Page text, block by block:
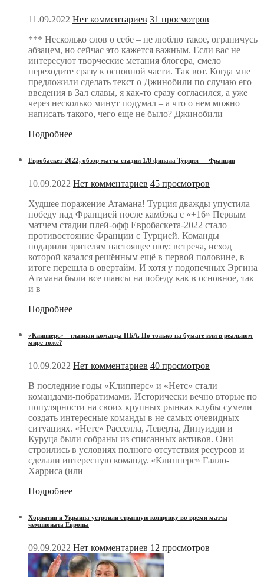
11.09.2022 Нет комментариев 31 просмотров
*** Несколько слов о себе – не люблю такое, ограничусь
абзацем, но сейчас это кажется важным. Если вас не
интересуют творческие метания блогера, смело
переходите сразу к основной части. Так вот. Когда мне
предложили сделать текст о Джинобили по случаю его
введения в Зал славы, я как-то сразу согласился, а уже
через несколько минут подумал – а что о нем можно
написать такого, чего еще не было? Джинобили –
Подробнее
Евробаскет-2022, обзор матча стадии 1/8 финала Турция — Франция
10.09.2022 Нет комментариев 45 просмотров
Худшее поражение Атамана! Турция дважды упустила
победу над Францией после камбэка с «+16» Первым
матчем стадии плей-офф Евробаскета-2022 стало
противостояние Франции с Турцией. Команды
подарили зрителям настоящее шоу: встреча, исход
которой казался решённым ещё в первой половине, в
итоге перешла в овертайм. И хотя у подопечных Эргина
Атамана были все шансы на победу как в основное, так
и в
Подробнее
«Клипперс» – главная команда НБА. Но только на бумаге или в реальном
мире тоже?
10.09.2022 Нет комментариев 40 просмотров
В последние годы «Клипперс» и «Нетс» стали
командами-побратимами. Исторически вечно вторые по
популярности на своих крупных рынках клубы сумели
создать интересные команды в не самых очевидных
ситуациях. «Нетс» Расселла, Леверта, Динуидди и
Куруца были собраны из списанных активов. Они
строились в условиях полного отсутствия ресурсов и
сделали интересную команду. «Клипперс» Галло-
Харриса (или
Подробнее
Хорватия и Украина устроили странную концовку во время матча
чемпионата Европы
09.09.2022 Нет комментариев 12 просмотров